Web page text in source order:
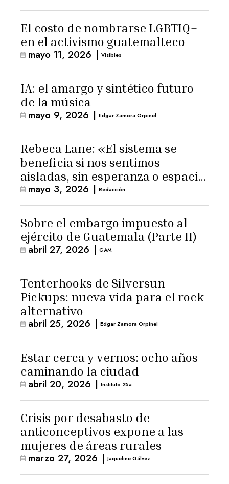
El costo de nombrarse LGBTIQ+
en el activismo guatemalteco
mayo 11, 2026 | Visibles
IA: el amargo y sintético futuro
de la música
mayo 9, 2026 | Edgar Zamora Orpinel
Rebeca Lane: «El sistema se
beneficia si nos sentimos
aisladas, sin esperanza o espacio
para la ternura»
mayo 3, 2026 | Redacción
Sobre el embargo impuesto al
ejército de Guatemala (Parte II)
abril 27, 2026 | GAM
Tenterhooks de Silversun
Pickups: nueva vida para el rock
alternativo
abril 25, 2026 | Edgar Zamora Orpinel
Estar cerca y vernos: ocho años
caminando la ciudad
abril 20, 2026 | Instituto 25a
Crisis por desabasto de
anticonceptivos expone a las
mujeres de áreas rurales
marzo 27, 2026 | Jaqueline Gálvez